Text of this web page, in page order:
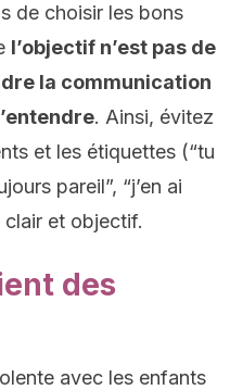
de choisir les bons
l’objectif n’est pas de
la communication
. Ainsi, évitez
et les étiquettes (“tu
pareil”, “j’en ai
clair et objectif.
des
avec les enfants